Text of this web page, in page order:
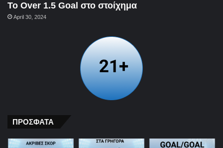
To Over 1.5 Goal στο στοίχημα
April 30, 2024
ΠΡΟΣΦΑΤΑ